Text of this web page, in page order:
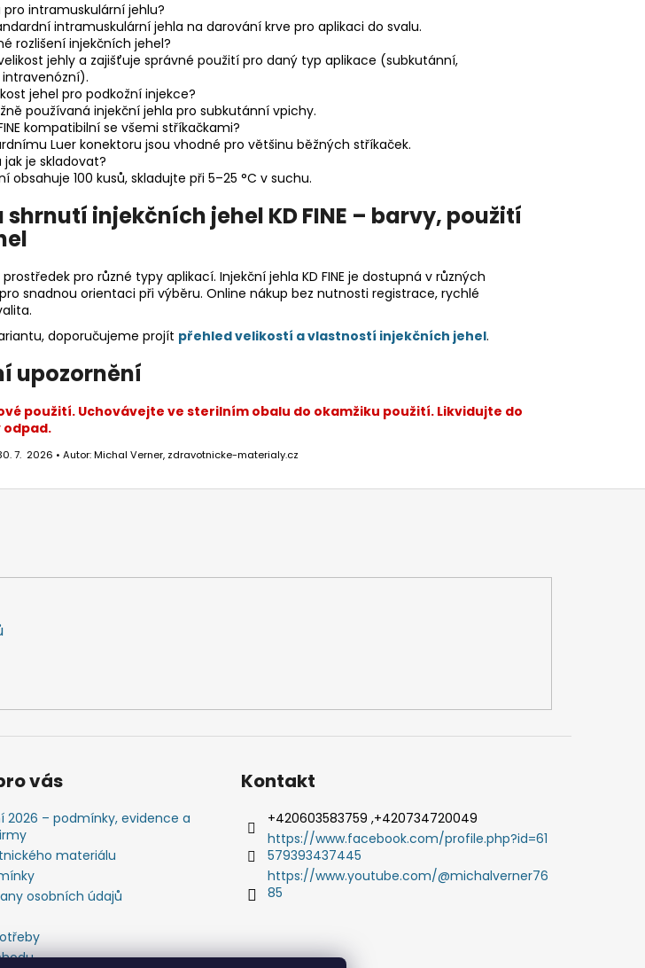
intramuskulární jehlu?
intramuskulární jehla na darování krve pro aplikaci do svalu.
rozlišení injekčních jehel?
jehly a zajišťuje správné použití pro daný typ aplikace (subkutánní,
jehel pro podkožní injekce?
používaná injekční jehla pro subkutánní vpichy.
kompatibilní se všemi stříkačkami?
Luer konektoru jsou vhodné pro většinu běžných stříkaček.
jak je skladovat?
obsahuje 100 kusů, skladujte při 5–25 °C v suchu.
injekčních jehel KD FINE – barvy, použití
pro různé typy aplikací. Injekční jehla KD FINE je dostupná v různých
snadnou orientaci při výběru. Online nákup bez nutnosti registrace, rychlé
doporučujeme projít přehled velikostí a vlastností injekčních jehel.
upozornění
použití. Uchovávejte ve sterilním obalu do okamžiku použití. Likvidujte do
7. 2026 • Autor: Michal Verner, zdravotnicke-materialy.cz
vás
2026 – podmínky, evidence a
materiálu
osobních údajů
Kontakt
+420603583759 ,+420734720049
https://www.facebook.com/profile.php?id=61
579393437445
https://www.youtube.com/@michalverner76
85